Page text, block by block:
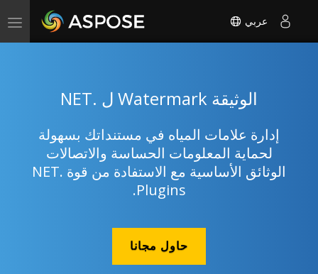
Toggle
عربي
الوثيقة Watermark ل .NET
إدارة علامات المياه في مستنداتك بسهولة
لحماية المعلومات الحساسة والاتصالات
الوثائق الأساسية مع الاستفادة من قوة .NET
Plugins.
حاول مجانا